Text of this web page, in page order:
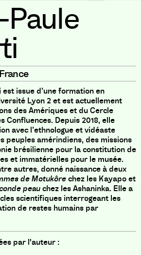
France
issue d’une formation en
Lyon 2 et est actuellement
des Amériques et du Cercle
Confluences. Depuis 2018, elle
avec l’ethnologue et vidéaste
peuples amérindiens, des missions
brésilienne pour la constitution de
et immatérielles pour le musée.
autres, donné naissance à deux
de Motukôrechez les Kayapo et
peauchez les Ashaninka. Elle a
scientifiques interrogeant les
de restes humains par
par l'auteur :